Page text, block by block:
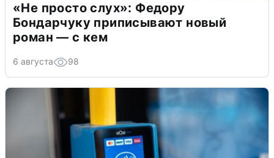
«Не просто слух»: Федору
Бондарчуку приписывают новый
роман — с кем
6 августа 98